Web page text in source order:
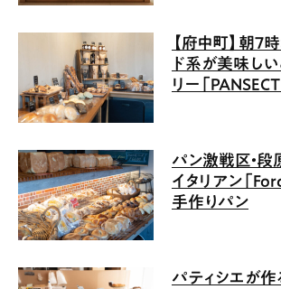
【府中町】朝7
ド系が美味し
リー「PANSECT
パン激戦区・段
イタリアン「
手作りパン
パティシエが作